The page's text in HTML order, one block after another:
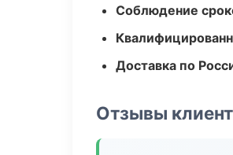
Соблюдение
Доставка по
Отзывы